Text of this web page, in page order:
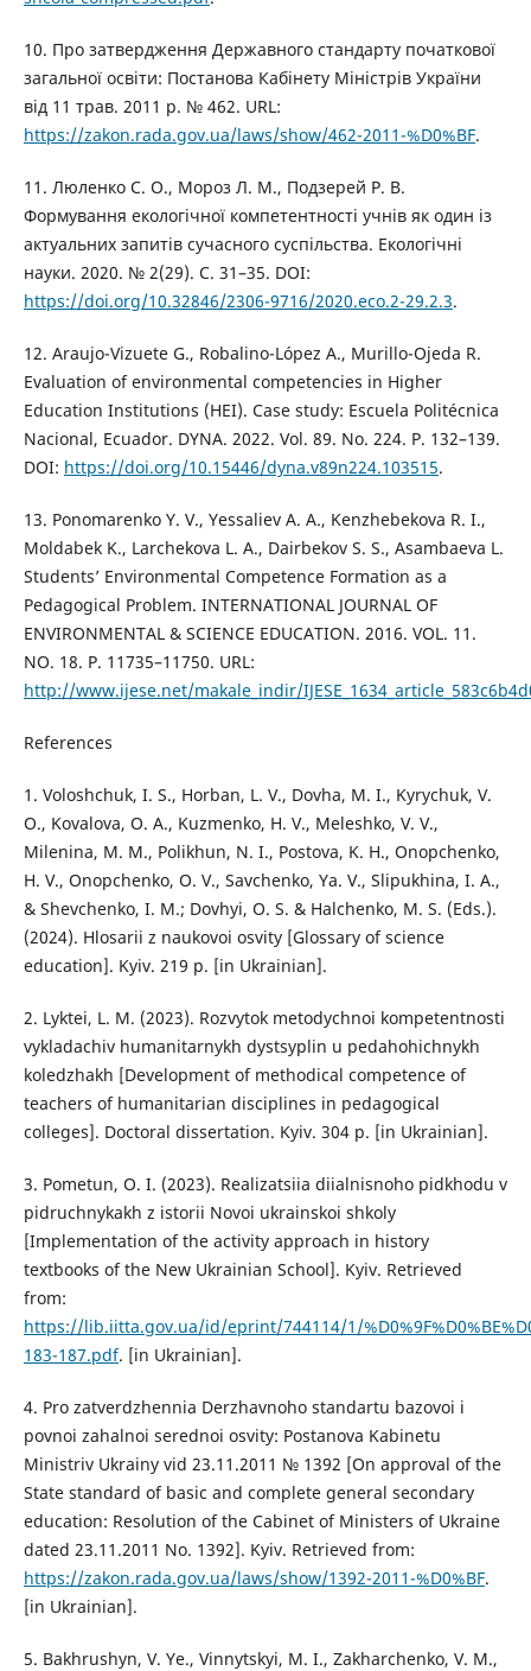
10. Про затвердження Державного стандарту початкової
загальної освіти: Постанова Кабінету Міністрів України
від 11 трав. 2011 р. № 462. URL:
https://zakon.rada.gov.ua/laws/show/462-2011-%D0%BF.
11. Люленко С. О., Мороз Л. М., Подзерей Р. В.
Формування екологічної компетентності учнів як один із
актуальних запитів сучасного суспільства. Екологічні
науки. 2020. № 2(29). С. 31–35. DOI:
https://doi.org/10.32846/2306-9716/2020.eco.2-29.2.3.
12. Araujo-Vizuete G., Robalino-López A., Murillo-Ojeda R.
Evaluation of environmental competencies in Higher
Education Institutions (HEI). Case study: Escuela Politécnica
Nacional, Ecuador. DYNA. 2022. Vol. 89. No. 224. P. 132–139.
DOI: https://doi.org/10.15446/dyna.v89n224.103515.
13. Ponomarenko Y. V., Yessaliev A. A., Kenzhebekova R. I.,
Moldabek K., Larchekova L. A., Dairbekov S. S., Asambaeva L.
Students’ Environmental Competence Formation as a
Pedagogical Problem. INTERNATIONAL JOURNAL OF
ENVIRONMENTAL & SCIENCE EDUCATION. 2016. VOL. 11.
NO. 18. P. 11735–11750. URL:
http://www.ijese.net/makale_indir/
References
1. Voloshchuk, I. S., Horban, L. V., Dovha, M. I., Kyrychuk, V.
O., Kovalova, O. A., Kuzmenko, H. V., Meleshko, V. V.,
Milenina, M. M., Polikhun, N. I., Postova, K. H., Onopchenko,
H. V., Onopchenko, O. V., Savchenko, Ya. V., Slipukhina, I. A.,
& Shevchenko, I. M.; Dovhyi, O. S. & Halchenko, M. S. (Eds.).
(2024). Hlosarii z naukovoi osvity [Glossary of science
education]. Kyiv. 219 p. [in Ukrainian].
2. Lyktei, L. M. (2023). Rozvytok metodychnoi kompetentnosti
vykladachiv humanitarnykh dystsyplin u pedahohichnykh
koledzhakh [Development of methodical competence of
teachers of humanitarian disciplines in pedagogical
colleges]. Doctoral dissertation. Kyiv. 304 p. [in Ukrainian].
3. Pometun, O. I. (2023). Realizatsiia diialnisnoho pidkhodu v
pidruchnykakh z istorii Novoi ukrainskoi shkoly
[Implementation of the activity approach in history
textbooks of the New Ukrainian School]. Kyiv. Retrieved
from:
https://lib.iitta.gov.ua/id/eprint/744114/1/
183-187.pdf. [in Ukrainian].
4. Pro zatverdzhennia Derzhavnoho standartu bazovoi i
povnoi zahalnoi serednoi osvity: Postanova Kabinetu
Ministriv Ukrainy vid 23.11.2011 № 1392 [On approval of the
State standard of basic and complete general secondary
education: Resolution of the Cabinet of Ministers of Ukraine
dated 23.11.2011 No. 1392]. Kyiv. Retrieved from:
https://zakon.rada.gov.ua/laws/show/1392-2011-%D0%BF.
[in Ukrainian].
5. Bakhrushyn, V. Ye., Vinnytskyi, M. I., Zakharchenko, V. M.,